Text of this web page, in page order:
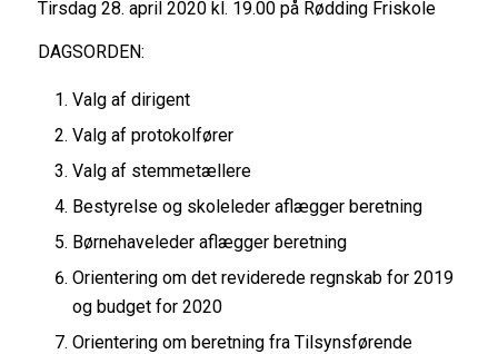
Tirsdag 28. april 2020 kl. 19.00 på Rødding Friskole
DAGSORDEN:
Valg af dirigent
Valg af protokolfører
Valg af stemmetællere
Bestyrelse og skoleleder aflægger beretning
Børnehaveleder aflægger beretning
Orientering om det reviderede regnskab for 2019
og budget for 2020
Orientering om beretning fra Tilsynsførende